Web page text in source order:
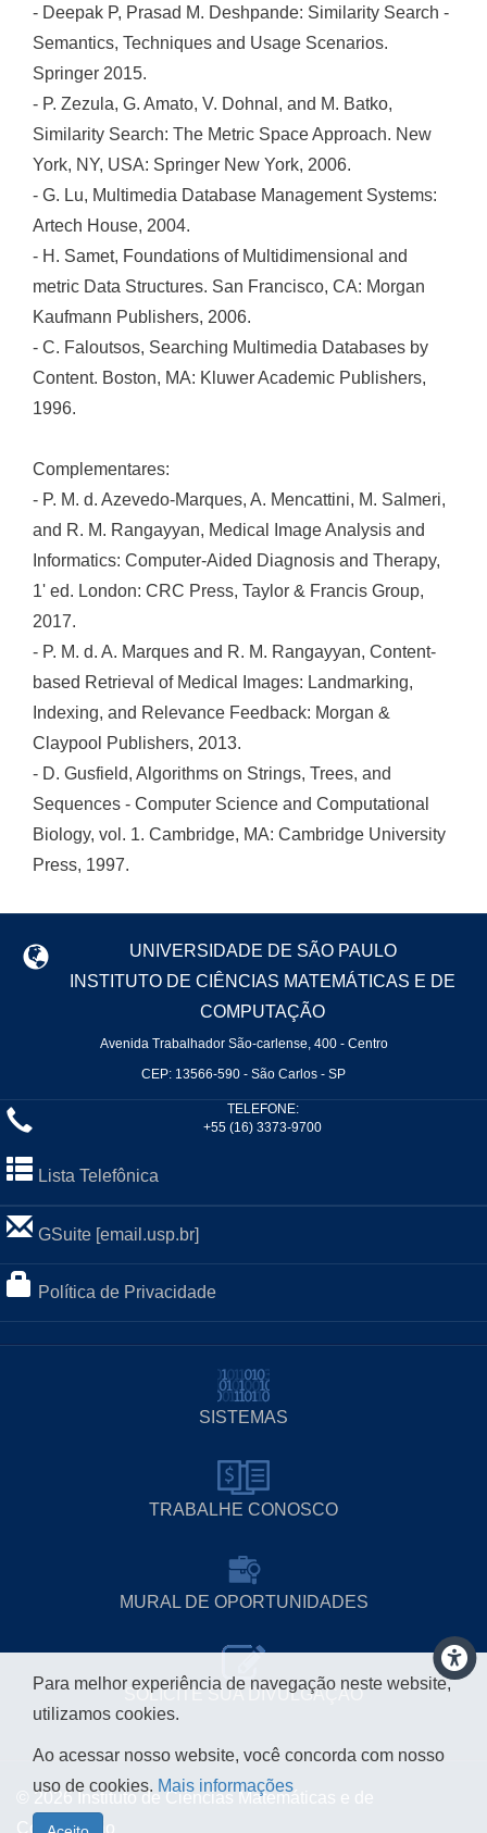
- Deepak P, Prasad M. Deshpande: Similarity Search -
Semantics, Techniques and Usage Scenarios.
Springer 2015.
- P. Zezula, G. Amato, V. Dohnal, and M. Batko,
Similarity Search: The Metric Space Approach. New
York, NY, USA: Springer New York, 2006.
- G. Lu, Multimedia Database Management Systems:
Artech House, 2004.
- H. Samet, Foundations of Multidimensional and
metric Data Structures. San Francisco, CA: Morgan
Kaufmann Publishers, 2006.
- C. Faloutsos, Searching Multimedia Databases by
Content. Boston, MA: Kluwer Academic Publishers,
1996.
Complementares:
- P. M. d. Azevedo-Marques, A. Mencattini, M. Salmeri,
and R. M. Rangayyan, Medical Image Analysis and
Informatics: Computer-Aided Diagnosis and Therapy,
1' ed. London: CRC Press, Taylor & Francis Group,
2017.
- P. M. d. A. Marques and R. M. Rangayyan, Content-
based Retrieval of Medical Images: Landmarking,
Indexing, and Relevance Feedback: Morgan &
Claypool Publishers, 2013.
- D. Gusfield, Algorithms on Strings, Trees, and
Sequences - Computer Science and Computational
Biology, vol. 1. Cambridge, MA: Cambridge University
Press, 1997.
UNIVERSIDADE DE SÃO PAULO
INSTITUTO DE CIÊNCIAS MATEMÁTICAS E DE
COMPUTAÇÃO
Avenida Trabalhador São-carlense, 400 - Centro
CEP: 13566-590 - São Carlos - SP
TELEFONE:
+55 (16) 3373-9700
Lista Telefônica
GSuite [email.usp.br]
Política de Privacidade
SISTEMAS
TRABALHE CONOSCO
MURAL DE OPORTUNIDADES
SOLICITE SUA DIVULGAÇÃO
© 2026 Instituto de Ciências Matemáticas e de
Computação
Para melhor experiência de navegação neste website,
utilizamos cookies.
Ao acessar nosso website, você concorda com nosso
uso de cookies. Mais informações